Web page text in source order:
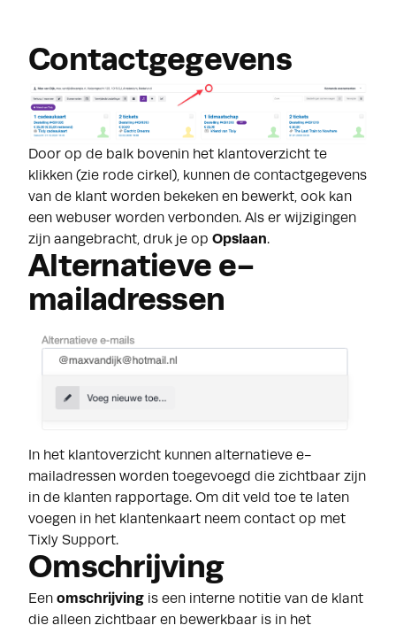
Contactgegevens
Door op de balk bovenin het klantoverzicht te
klikken (zie rode cirkel), kunnen de contactgegevens
van de klant worden bekeken en bewerkt, ook kan
een webuser worden verbonden. Als er wijzigingen
zijn aangebracht, druk je op Opslaan.
Alternatieve e-
mailadressen
In het klantoverzicht kunnen alternatieve e-
mailadressen worden toegevoegd die zichtbaar zijn
in de klanten rapportage. Om dit veld toe te laten
voegen in het klantenkaart neem contact op met
Tixly Support.
Omschrijving
Een omschrijving is een interne notitie van de klant
die alleen zichtbaar en bewerkbaar is in het